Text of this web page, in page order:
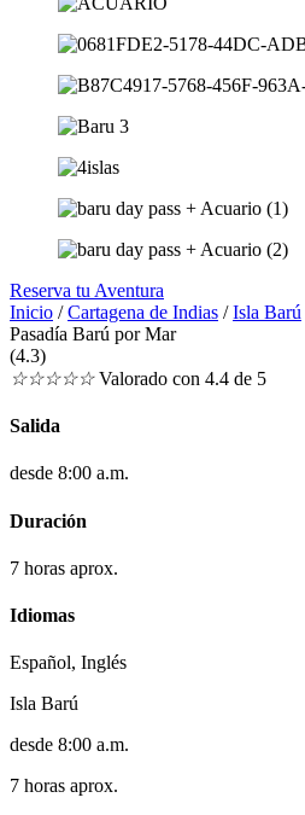
Reserva tu Aventura
Inicio /Cartagena de Indias /Isla Barú
Pasadía Barú por Mar
(4.3)
☆☆☆☆☆ Valorado con 4.4 de 5
Salida
desde 8:00 a.m.
Duración
7 horas aprox.
Idiomas
Español, Inglés
Isla Barú
desde 8:00 a.m.
7 horas aprox.